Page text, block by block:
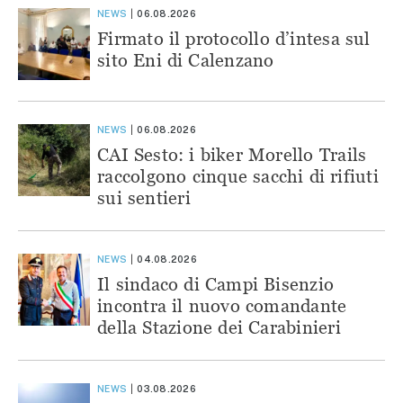
NEWS 06.08.2026
Firmato il protocollo d’intesa sul
sito Eni di Calenzano
NEWS 06.08.2026
CAI Sesto: i biker Morello Trails
raccolgono cinque sacchi di rifiuti
sui sentieri
NEWS 04.08.2026
Il sindaco di Campi Bisenzio
incontra il nuovo comandante
della Stazione dei Carabinieri
NEWS 03.08.2026